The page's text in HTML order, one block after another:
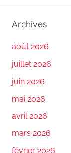
Archives
août 2026
juillet 2026
juin 2026
mai 2026
avril 2026
mars 2026
février 2026